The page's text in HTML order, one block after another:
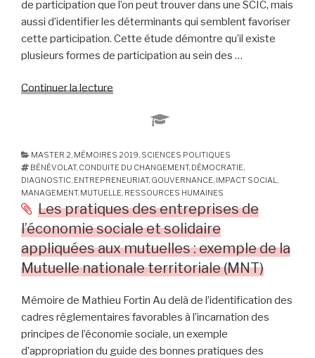
de participation que l’on peut trouver dans une SCIC, mais
aussi d’identifier les déterminants qui semblent favoriser
cette participation. Cette étude démontre qu’il existe
plusieurs formes de participation au sein des …
Continuer la lecture
manifestations
la
participation
des
sociétaires
dans
une
SCIC
:
d’Enercoop
Rhône-
Alpes »
MASTER 2, MÉMOIRES 2019, SCIENCES POLITIQUES
BÉNÉVOLAT, CONDUITE DU CHANGEMENT, DÉMOCRATIE,
DIAGNOSTIC, ENTREPRENEURIAT, GOUVERNANCE, IMPACT SOCIAL,
MANAGEMENT, MUTUELLE, RESSOURCES HUMAINES
Les pratiques des entreprises de
l’économie sociale et solidaire
appliquées aux mutuelles : exemple de la
Mutuelle nationale territoriale (MNT)
Mémoire de Mathieu Fortin Au delà de l’identification des
cadres réglementaires favorables à l’incarnation des
principes de l’économie sociale, un exemple
d’appropriation du guide des bonnes pratiques des